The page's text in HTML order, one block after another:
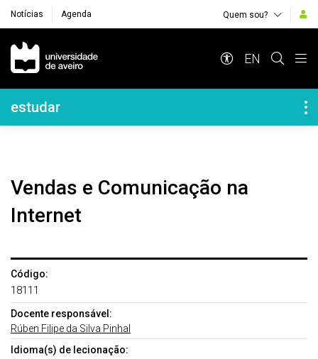
Notícias Agenda Quem sou?
Navegação Principal
EN
Navegação Lateral
estudar
Vendas e Comunicação na
Internet
Código:
18111
Docente responsável:
Rúben Filipe da Silva Pinhal
Idioma(s) de lecionação: